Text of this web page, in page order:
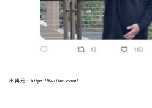
出典元：https://twitter.com/